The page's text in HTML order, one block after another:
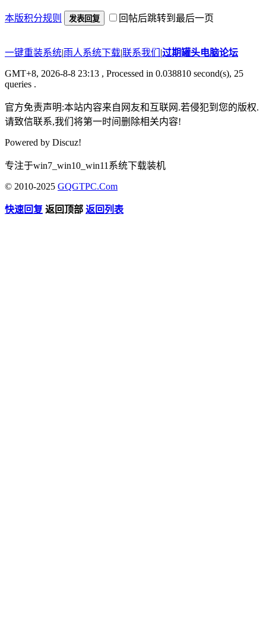
本版积分规则 发表回复 回帖后跳转到最后一页
一键重装系统|雨人系统下载|联系我们 |过期罐头电脑论坛
GMT+8, 2026-8-8 23:13 , Processed in 0.038810 second(s), 25
queries .
官方免责声明:本站内容来自网友和互联网.若侵犯到您的版权.
请致信联系,我们将第一时间删除相关内容!
Powered by Discuz!
专注于win7_win10_win11系统下载装机
© 2010-2025 GQGTPC.Com
快速回复 返回顶部 返回列表